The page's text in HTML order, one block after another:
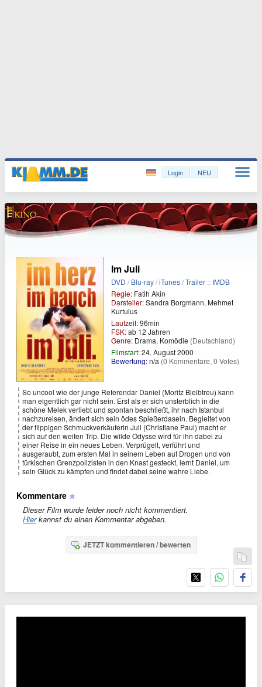
Login NEU
Im Juli
DVD /Blu-ray/iTunes/Trailer :: IMDB
Regie: Fatih Akin
Darsteller:Sandra Borgmann, Mehmet
Kurtulus
Laufzeit:96min
FSK:ab 12 Jahren
Genre: Drama, Komödie (Deutschland)
Filmstart:24. August 2000
Bewertung:n/a (0 Kommentare, 0 Votes)
So uncool wie der junge Referendar Daniel (Moritz Bleibtreu) kann
man eigentlich gar nicht sein. Erst als er sich unsterblich in die
schöne Melek verliebt und spontan beschließt, ihr nach Istanbul
nachzureisen, ändert sich sein ödes Spießerdasein. Begleitet von
der flippigen Schmuckverkäuferin Juli (Christiane Paul) macht er
sich auf den weiten Trip. Die wilde Odysse wird für ihn dabei zu
einer Reise in ein neues Leben. Verprügelt, verführt und
ausgeraubt, zum ersten Mal in seinem Leben auf Drogen und von
türkischen Grenzpolizisten in den Knast gesteckt, lernt Daniel, um
sein Glück zu kämpfen und findet dabei seine wahre Liebe.
Kommentare
Dieser Film wurde leider noch nicht kommentiert.
Hierkannst du einen Kommentar abgeben.
JETZT kommentieren / bewerten